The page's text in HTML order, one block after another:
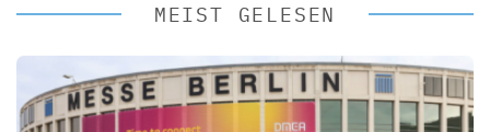
MEIST GELESEN